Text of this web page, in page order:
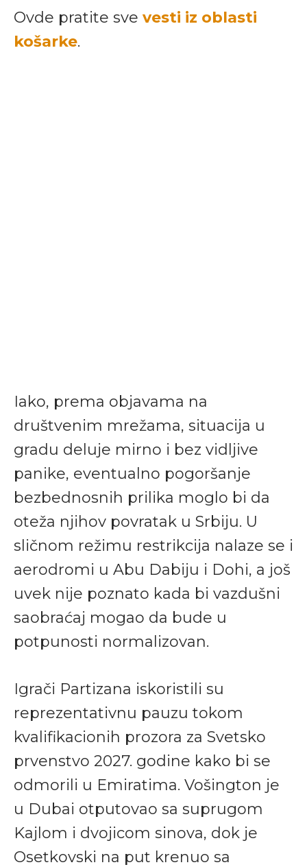
Ovde pratite sve vesti iz oblasti
košarke.
Iako, prema objavama na
društvenim mrežama, situacija u
gradu deluje mirno i bez vidljive
panike, eventualno pogoršanje
bezbednosnih prilika moglo bi da
oteža njihov povratak u Srbiju. U
sličnom režimu restrikcija nalaze se i
aerodromi u Abu Dabiju i Dohi, a još
uvek nije poznato kada bi vazdušni
saobraćaj mogao da bude u
potpunosti normalizovan.
Igrači Partizana iskoristili su
reprezentativnu pauzu tokom
kvalifikacionih prozora za Svetsko
prvenstvo 2027. godine kako bi se
odmorili u Emiratima. Vošington je
u Dubai otputovao sa suprugom
Kajlom i dvojicom sinova, dok je
Osetkovski na put krenuo sa